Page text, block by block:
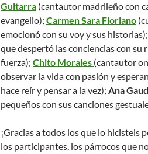
Guitarra (cantautor madrileño con
evangelio); Carmen Sara Floriano
emocionó con su voy y sus historias);
que despertó las conciencias con su
fuerza); Chito Morales (cantautor
observar la vida con pasión y
hace reír y pensar a la vez); Ana
pequeños con sus canciones
¡Gracias a todos los que lo hicisteis
los participantes, los párrocos que